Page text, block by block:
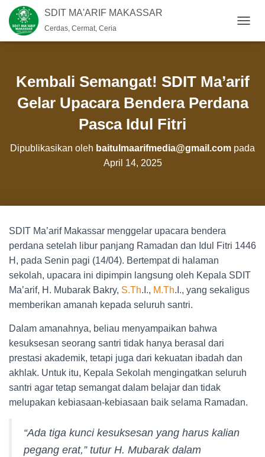
SDIT MA'ARIF MAKASSAR
Cerdas, Cermat, Ceria
O
L
E
A
A
Kembali Semangat! SDIT Ma’arif
Gelar Upacara Bendera Perdana
Pasca Idul Fitri
Dipublikasikan oleh baitulmaarifmedia@gmail.com pada
April 14, 2025
SDIT Ma’arif Makassar menggelar upacara bendera
perdana setelah libur panjang Ramadan dan Idul Fitri 1446
H, pada Senin pagi (14/04). Bertempat di halaman
sekolah, upacara ini dipimpin langsung oleh Kepala SDIT
Ma’arif, H. Mubarak Bakry, S.Th.I., M.Th.I., yang sekaligus
memberikan amanah kepada seluruh santri.
Dalam amanahnya, beliau menyampaikan bahwa
kesuksesan seorang santri tidak hanya berasal dari
prestasi akademik, tetapi juga dari kekuatan ibadah dan
akhlak. Untuk itu, Kepala Sekolah mengingatkan seluruh
santri agar tetap semangat dalam belajar dan tidak
melupakan kebiasaan-kebiasaan baik selama Ramadan.
“Ada tiga kunci kesuksesan yang harus kalian
pegang erat,” tutur H. Mubarak dalam